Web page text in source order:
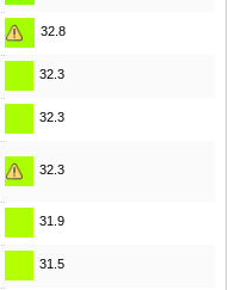
32.8
32.3
32.3
32.3
31.9
31.5